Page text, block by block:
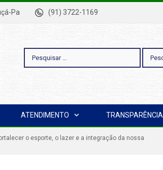
Pa (91) 3722-1169
Pesquisar
por:
ATENDIMENTO TRANSPARÊNCIA
o esporte, o lazer e a integração da nossa